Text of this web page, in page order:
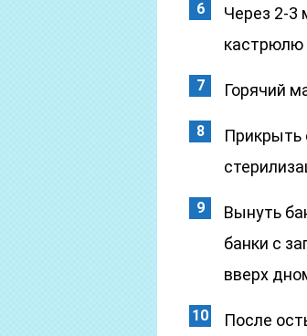
Через 2-3
кастрюлю
Горячий
Прикрыть
Вынуть
банки с
вверх
После